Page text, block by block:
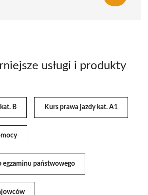
usługi i produkty
B Kurs prawa jazdy kat. A1
egzaminu państwowego